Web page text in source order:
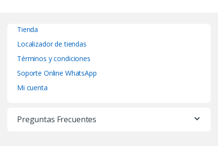
Tienda
Localizador de tiendas
Términos y condiciones
Soporte Online WhatsApp
Mi cuenta
Preguntas Frecuentes